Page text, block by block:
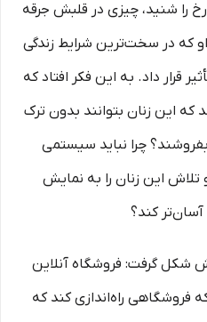
را شنید، چیزی در قلبش جرقه
که در سخت‌ترین شرایط زندگی
قرار داد. به این فکر افتاد که
که این زنان بتوانند بدون ترک
چرا نباید سیستمی
این زنان را به نمایش
کند؟
شکل گرفت: فروشگاه آنلاین
فروشگاهی راه‌اندازی کند که